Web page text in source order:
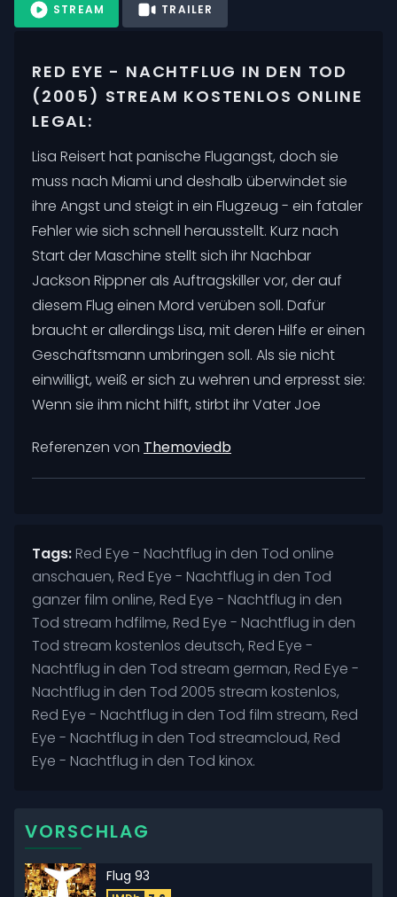
STREAM TRAILER
RED EYE - NACHTFLUG IN DEN TOD
(2005) STREAM KOSTENLOS ONLINE
LEGAL:
Lisa Reisert hat panische Flugangst, doch sie
muss nach Miami und deshalb überwindet sie
ihre Angst und steigt in ein Flugzeug - ein fataler
Fehler wie sich schnell herausstellt. Kurz nach
Start der Maschine stellt sich ihr Nachbar
Jackson Rippner als Auftragskiller vor, der auf
diesem Flug einen Mord verüben soll. Dafür
braucht er allerdings Lisa, mit deren Hilfe er einen
Geschäftsmann umbringen soll. Als sie nicht
einwilligt, weiß er sich zu wehren und erpresst sie:
Wenn sie ihm nicht hilft, stirbt ihr Vater Joe
Referenzen von Themoviedb
Tags: Red Eye - Nachtflug in den Tod online
anschauen, Red Eye - Nachtflug in den Tod
ganzer film online, Red Eye - Nachtflug in den
Tod stream hdfilme, Red Eye - Nachtflug in den
Tod stream kostenlos deutsch, Red Eye -
Nachtflug in den Tod stream german, Red Eye -
Nachtflug in den Tod 2005 stream kostenlos,
Red Eye - Nachtflug in den Tod film stream, Red
Eye - Nachtflug in den Tod streamcloud, Red
Eye - Nachtflug in den Tod kinox.
VORSCHLAG
Flug 93